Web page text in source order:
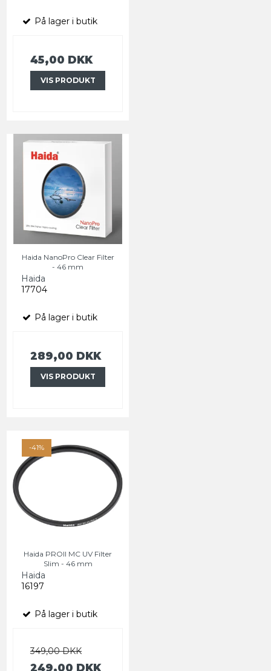
På lager i butik
45,00 DKK
VIS PRODUKT
Haida NanoPro Clear Filter
- 46 mm
Haida
17704
På lager i butik
289,00 DKK
VIS PRODUKT
-41%
Haida PROII MC UV Filter
Slim - 46 mm
Haida
16197
På lager i butik
349,00 DKK
249,00 DKK